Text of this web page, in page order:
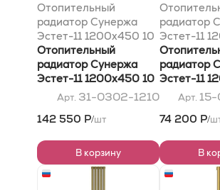
Отопительный
радиатор Сунержа
Эстет-11 1200х450 10
секций, Матовый
чёрный
Отопительный
радиатор Сунержа
Эстет-11 1200х450 10
секций, Матовый
чёрный
Арт. 31-0302-1210
142 550 Р/шт
В корзину
радиатор
Эстет-11
секций,
муар
радиатор
Эстет-11
секций,
Арт.
74 200 Р/
В